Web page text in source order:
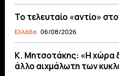
Το τελευταίο «αντίο»
Ελλάδα 06/08/2026
Κ. Μητσοτάκης: «Η χώρα
άλλο αιχμάλωτη των